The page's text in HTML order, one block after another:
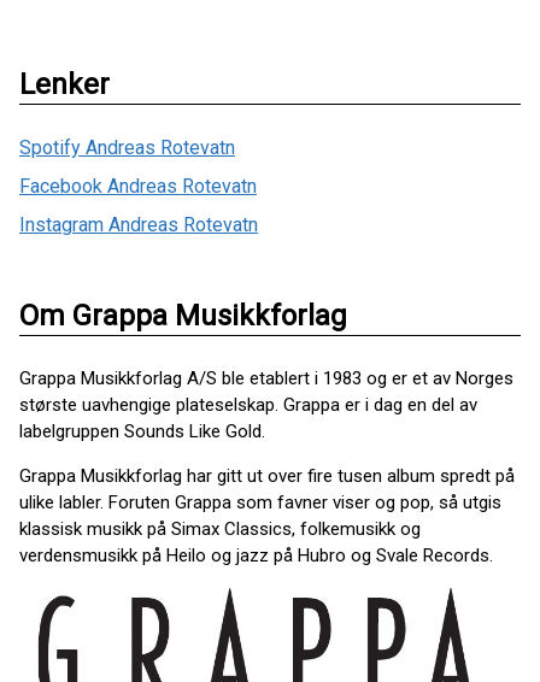
Lenker
Spotify Andreas Rotevatn
Facebook Andreas Rotevatn
Instagram Andreas Rotevatn
Om Grappa Musikkforlag
Grappa Musikkforlag A/S ble etablert i 1983 og er et av Norges
største uavhengige plateselskap. Grappa er i dag en del av
labelgruppen Sounds Like Gold.
Grappa Musikkforlag har gitt ut over fire tusen album spredt på
ulike labler. Foruten Grappa som favner viser og pop, så utgis
klassisk musikk på Simax Classics, folkemusikk og
verdensmusikk på Heilo og jazz på Hubro og Svale Records.